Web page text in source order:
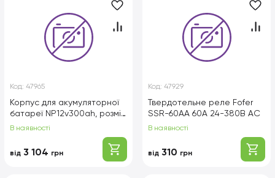
Код: 47965
Корпус для акумуляторної
батареї NP12v300ah, розмір
зовнішній - 640х245х220 мм,
внутрішній - 588х225х215
В наявності
від 3 104 грн
Код: 47929
Твердотельне реле Fofer
SSR-60AA 60А 24-380В AC
В наявності
від 310 грн